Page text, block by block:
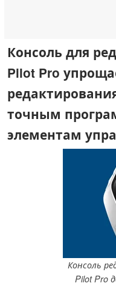
Консоль для
Pilot Pro
точным
элементам
Консоль
Pilot Pro